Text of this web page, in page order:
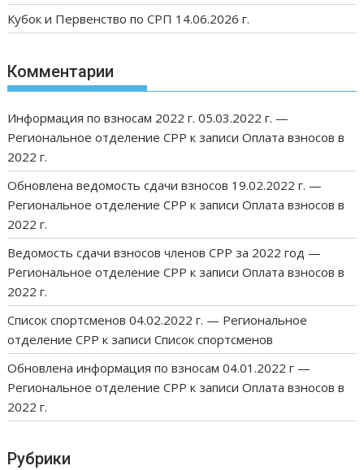
Кубок и Первенство по СРП 14.06.2026 г.
Комментарии
Информация по взносам 2022 г. 05.03.2022 г. —
Региональное отделение СРР к записиОплата взносов в
2022 г.
Обновлена ведомость сдачи взносов 19.02.2022 г. —
Региональное отделение СРР к записиОплата взносов в
2022 г.
Ведомость сдачи взносов членов СРР за 2022 год —
Региональное отделение СРР к записиОплата взносов в
2022 г.
Список спортсменов 04.02.2022 г. — Региональное
отделение СРР к записиСписок спортсменов
Обновлена информация по взносам 04.01.2022 г —
Региональное отделение СРР к записиОплата взносов в
2022 г.
Рубрики